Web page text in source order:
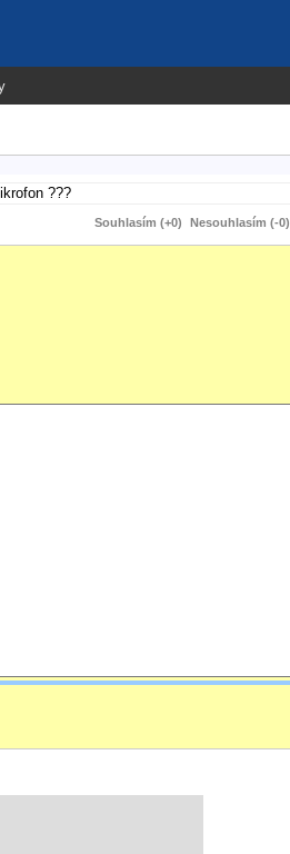
???
Souhlasím (+0) Nesouhlasím (-0)